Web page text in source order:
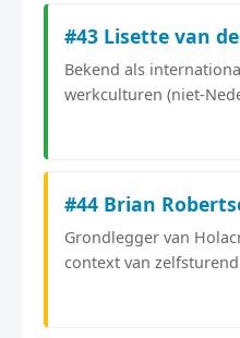
#43 Lisette van
Bekend als
werkculturen (niet-
#44 Brian
Grondlegger van
context van